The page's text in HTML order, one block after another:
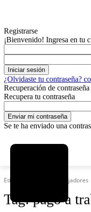
Registrarse
¡Bienvenido! Ingresa en tu
¿Olvidaste tu contraseña?
Recuperación de contraseña
Recupera tu contraseña
Se te ha enviado una
Etiquetas Pago a trabajadores
Tag:pago a